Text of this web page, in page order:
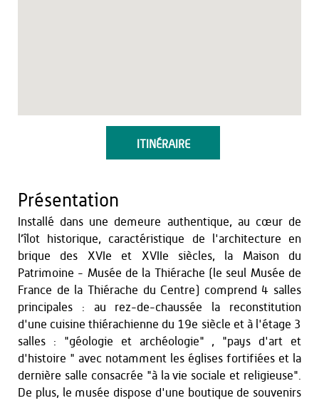
ITINÉRAIRE
Présentation
Installé dans une demeure authentique, au cœur de
l’îlot historique, caractéristique de l'architecture en
brique des XVIe et XVIIe siècles, la Maison du
Patrimoine - Musée de la Thiérache (le seul Musée de
France de la Thiérache du Centre) comprend 4 salles
principales : au rez-de-chaussée la reconstitution
d'une cuisine thiérachienne du 19e siècle et à l'étage 3
salles : "géologie et archéologie" , "pays d'art et
d'histoire " avec notamment les églises fortifiées et la
dernière salle consacrée "à la vie sociale et religieuse".
De plus, le musée dispose d'une boutique de souvenirs